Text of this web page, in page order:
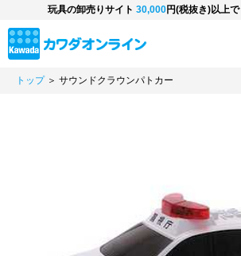
玩具の卸売りサイト 30,000円(税抜き)以上で
トップ＞ サウンドクラウンパトカー